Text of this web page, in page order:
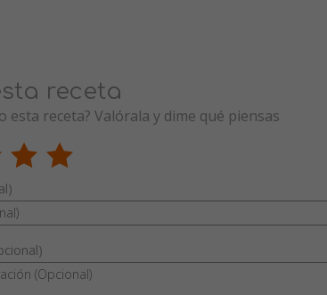
receta
esta receta? Valórala y dime qué piensas